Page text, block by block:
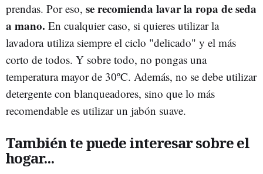
prendas. Por eso, se recomienda lavar la ropa de seda
a mano. En cualquier caso, si quieres utilizar la
lavadora utiliza siempre el ciclo "delicado" y el más
corto de todos. Y sobre todo, no pongas una
temperatura mayor de 30ºC. Además, no se debe utilizar
detergente con blanqueadores, sino que lo más
recomendable es utilizar un jabón suave.
También te puede interesar sobre el
hogar...